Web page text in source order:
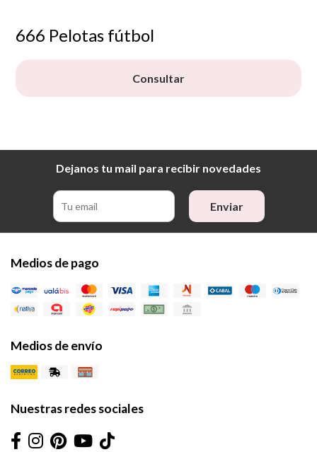
666 Pelotas fútbol
Consultar
Dejanos tu mail para recibir novedades
Enviar
Medios de pago
Medios de envío
Nuestras redes sociales